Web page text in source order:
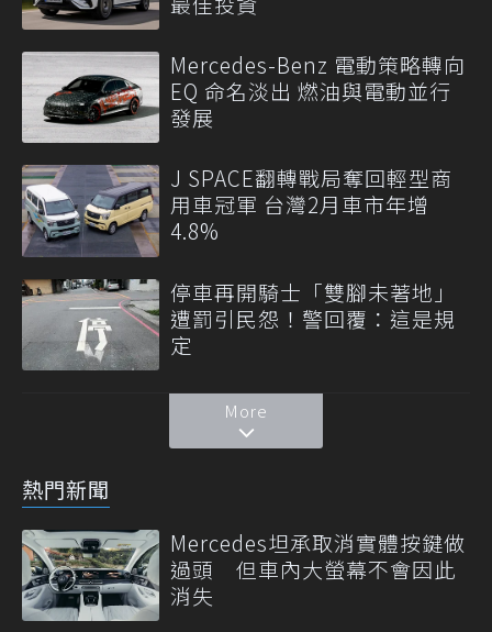
Mercedes-Benz 電動策略轉向
EQ 命名淡出 燃油與電動並行
發展
J SPACE翻轉戰局奪回輕型商
用車冠軍 台灣2月車市年增
4.8%
停車再開騎士「雙腳未著地」
遭罰引民怨！警回覆：這是規
定
More
熱門新聞
Mercedes坦承取消實體按鍵做
過頭 但車內大螢幕不會因此
消失